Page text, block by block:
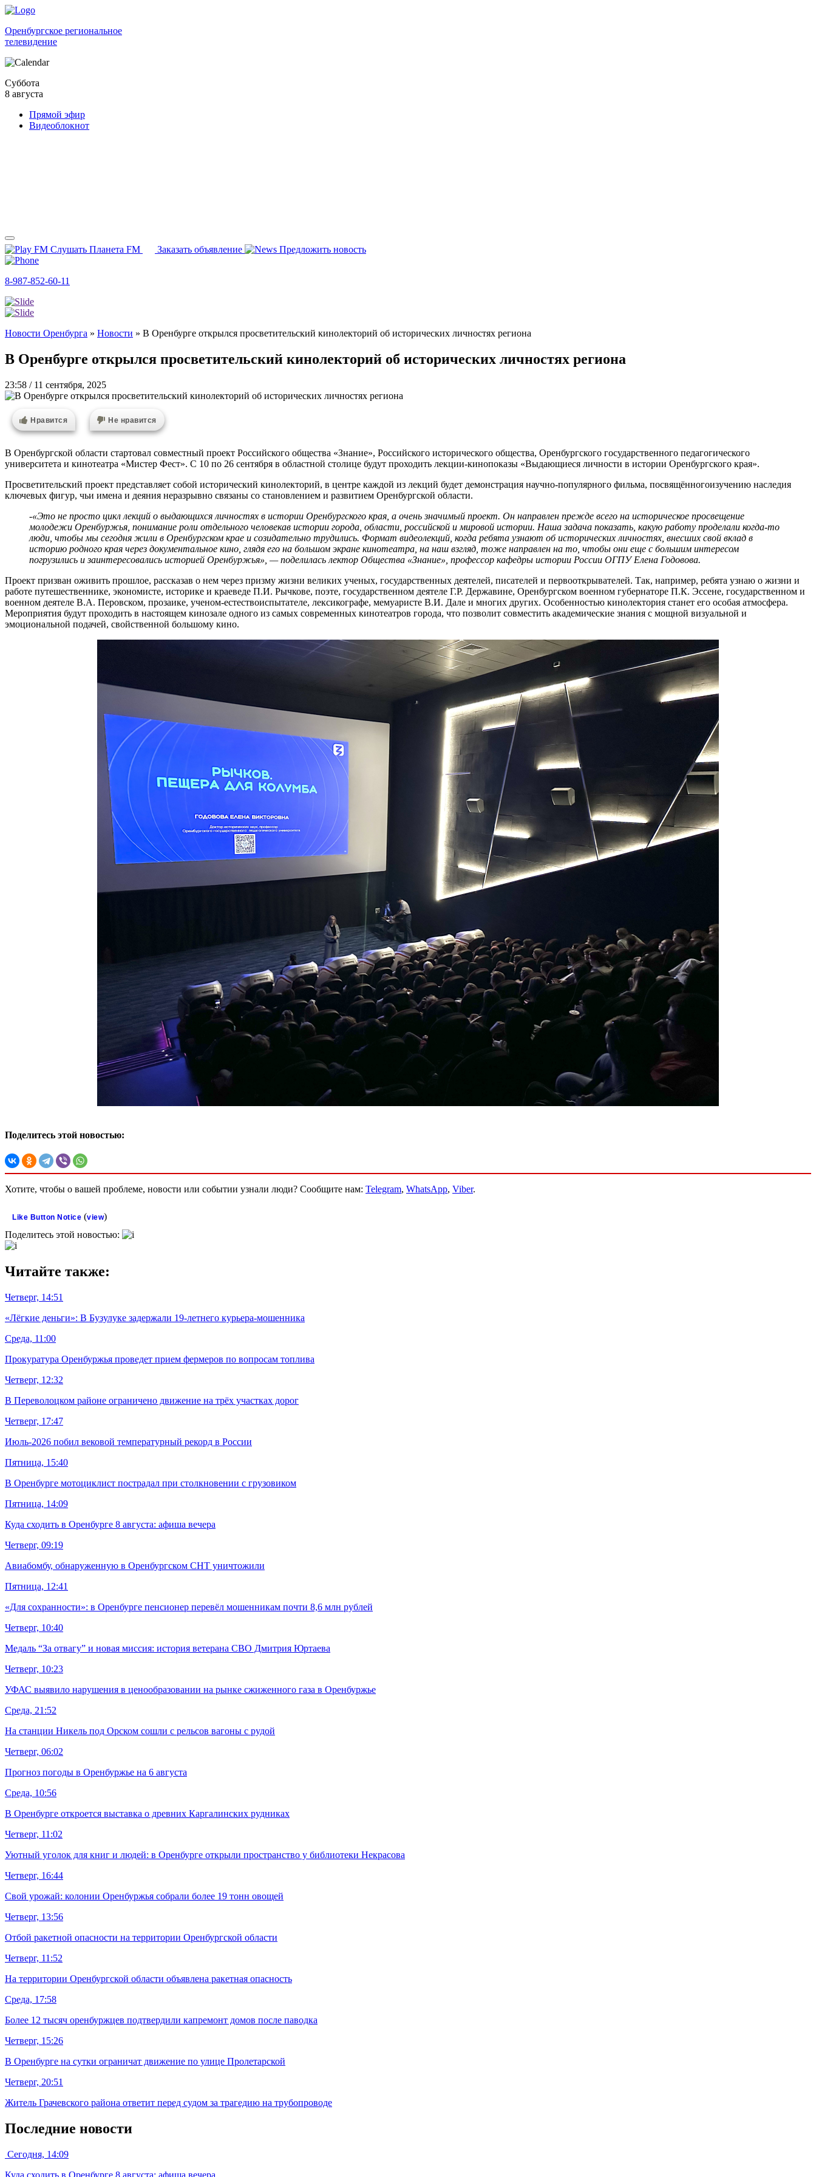
Оренбургское региональное
телевидение
Суббота
8 августа
Прямой эфир
Видеоблокнот
Слушать Планета FM Заказать объявление Предложить новость
8-987-852-60-11
Новости Оренбурга » Новости » В Оренбурге открылся просветительский кинолекторий об исторических личностях региона
В Оренбурге открылся просветительский кинолекторий об исторических личностях региона
23:58 / 11 сентября, 2025
Нравится Не нравится
В Оренбургской области стартовал совместный проект Российского общества «Знание», Российского исторического общества, Оренбургского государственного педагогического
университета и кинотеатра «Мистер Фест». С 10 по 26 сентября в областной столице будут проходить лекции-кинопоказы «Выдающиеся личности в истории Оренбургского края».
Просветительский проект представляет собой исторический кинолекторий, в центре каждой из лекций будет демонстрация научно-популярного фильма, посвящённогоизучению наследия
ключевых фигур, чьи имена и деяния неразрывно связаны со становлением и развитием Оренбургской области.
-«Это не просто цикл лекций о выдающихся личностях в истории Оренбургского края, а очень значимый проект. Он направлен прежде всего на историческое просвещение
молодежи Оренбуржья, понимание роли отдельного человекав истории города, области, российской и мировой истории. Наша задача показать, какую работу проделали когда-то
люди, чтобы мы сегодня жили в Оренбургском крае и созидательно трудились. Формат видеолекций, когда ребята узнают об исторических личностях, внесших свой вклад в
историю родного края через документальное кино, глядя его на большом экране кинотеатра, на наш взгляд, тоже направлен на то, чтобы они еще с большим интересом
погрузились и заинтересовались историей Оренбуржья», — поделилась лектор Общества «Знание», профессор кафедры истории России ОГПУ Елена Годовова.
Проект призван оживить прошлое, рассказав о нем через призму жизни великих ученых, государственных деятелей, писателей и первооткрывателей. Так, например, ребята узнаю о жизни и
работе путешественнике, экономисте, историке и краеведе П.И. Рычкове, поэте, государственном деятеле Г.Р. Державине, Оренбургском военном губернаторе П.К. Эссене, государственном и
военном деятеле В.А. Перовском, прозаике, ученом-естествоиспытателе, лексикографе, мемуаристе В.И. Дале и многих других. Особенностью кинолектория станет его особая атмосфера.
Мероприятия будут проходить в настоящем кинозале одного из самых современных кинотеатров города, что позволит совместить академические знания с мощной визуальной и
эмоциональной подачей, свойственной большому кино.
Поделитесь этой новостью:
Хотите, чтобы о вашей проблеме, новости или событии узнали люди? Сообщите нам: Telegram, WhatsApp, Viber.
Like Button Notice (view)
Поделитесь этой новостью:
Читайте также:
Четверг, 14:51
«Лёгкие деньги»: В Бузулуке задержали 19-летнего курьера-мошенника
Среда, 11:00
Прокуратура Оренбуржья проведет прием фермеров по вопросам топлива
Четверг, 12:32
В Переволоцком районе ограничено движение на трёх участках дорог
Четверг, 17:47
Июль-2026 побил вековой температурный рекорд в России
Пятница, 15:40
В Оренбурге мотоциклист пострадал при столкновении с грузовиком
Пятница, 14:09
Куда сходить в Оренбурге 8 августа: афиша вечера
Четверг, 09:19
Авиабомбу, обнаруженную в Оренбургском СНТ уничтожили
Пятница, 12:41
«Для сохранности»: в Оренбурге пенсионер перевёл мошенникам почти 8,6 млн рублей
Четверг, 10:40
Медаль “За отвагу” и новая миссия: история ветерана СВО Дмитрия Юртаева
Четверг, 10:23
УФАС выявило нарушения в ценообразовании на рынке сжиженного газа в Оренбуржье
Среда, 21:52
На станции Никель под Орском сошли с рельсов вагоны с рудой
Четверг, 06:02
Прогноз погоды в Оренбуржье на 6 августа
Среда, 10:56
В Оренбурге откроется выставка о древних Каргалинских рудниках
Четверг, 11:02
Уютный уголок для книг и людей: в Оренбурге открыли пространство у библиотеки Некрасова
Четверг, 16:44
Свой урожай: колонии Оренбуржья собрали более 19 тонн овощей
Четверг, 13:56
Отбой ракетной опасности на территории Оренбургской области
Четверг, 11:52
На территории Оренбургской области объявлена ракетная опасность
Среда, 17:58
Более 12 тысяч оренбуржцев подтвердили капремонт домов после паводка
Четверг, 15:26
В Оренбурге на сутки ограничат движение по улице Пролетарской
Четверг, 20:51
Житель Грачевского района ответит перед судом за трагедию на трубопроводе
Последние новости
Сегодня, 14:09
Куда сходить в Оренбурге 8 августа: афиша вечера